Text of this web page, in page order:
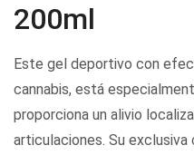
200ml
Este gel deportivo con
cannabis, está
proporciona un alivio
articulaciones. Su